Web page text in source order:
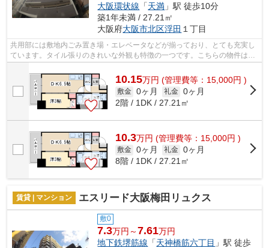
大阪環状線 「天満 」駅 徒歩10分
築1年未満 / 27.21㎡
大阪府大阪市北区浮田 １丁目
共用部には敷地内ごみ置き場・エレベータなどが揃っており、とても充実し
ています。タイル張りのきれいな外観も特徴の一つです。こちらの物件はマ
10.15万円 (管理費等：15,000円 )
敷金 0ヶ月 礼金 0ヶ月
2階 / 1DK / 27.21㎡
10.3万円 (管理費等：15,000円 )
敷金 0ヶ月 礼金 0ヶ月
8階 / 1DK / 27.21㎡
賃貸 | マンション エスリード大阪梅田リュクス
敷0
7.3万円～7.61万円
地下鉄堺筋線 「天神橋筋六丁目 」駅 徒歩